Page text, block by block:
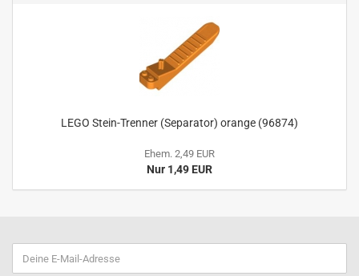
LEGO Stein-Trenner (Separator) orange (96874)
Ehem. 2,49 EUR
Nur 1,49 EUR